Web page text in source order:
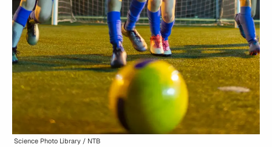
Science Photo Library / NTB